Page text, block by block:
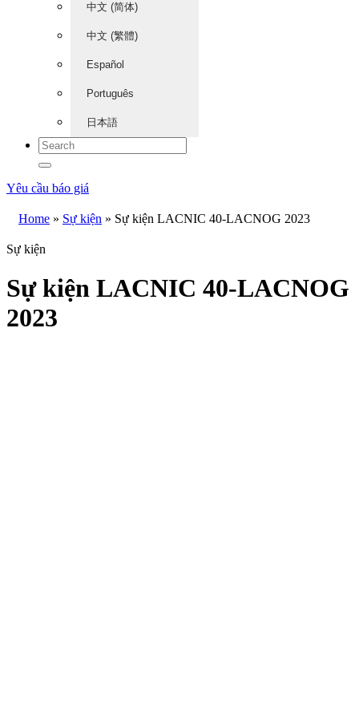
中文 (简体)
中文 (繁體)
Español
Português
日本語
Yêu cầu báo giá
Home » Sự kiện » Sự kiện LACNIC 40-LACNOG 2023
Sự kiện
Sự kiện LACNIC 40-LACNOG
2023